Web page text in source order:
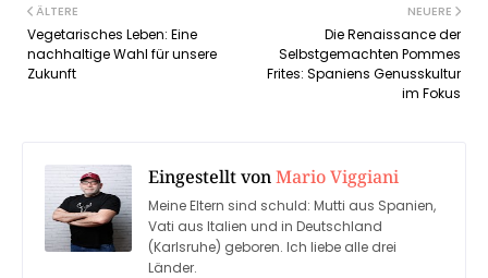
NEUERE
Die Renaissance der
Selbstgemachten Pommes
Frites: Spaniens Genusskultur
im Fokus
ÄLTERE
Vegetarisches Leben: Eine
nachhaltige Wahl für unsere
Zukunft
Eingestellt vonMario Viggiani
Meine Eltern sind schuld: Mutti aus Spanien,
Vati aus Italien und in Deutschland
(Karlsruhe) geboren. Ich liebe alle drei
Länder.